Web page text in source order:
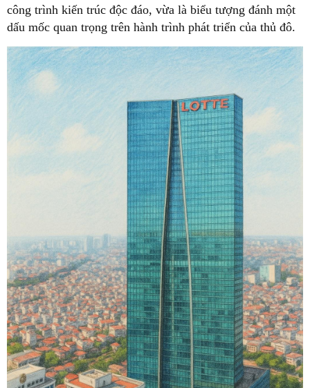
công trình kiến trúc độc đáo, vừa là biểu tượng đánh một
dấu mốc quan trọng trên hành trình phát triển của thủ đô.